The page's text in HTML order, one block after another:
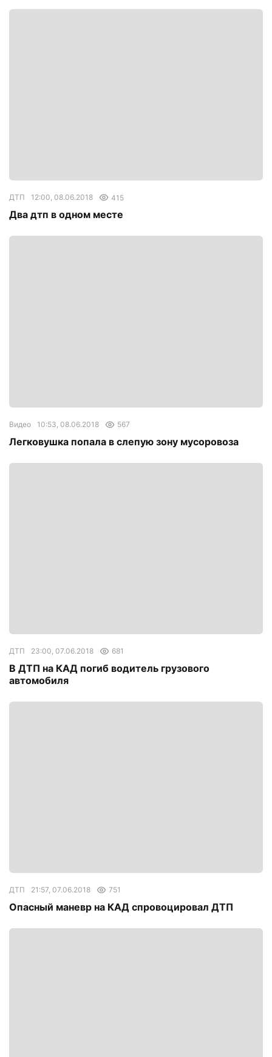
ДТП 12:00, 08.06.2018 415
Два дтп в одном месте
Видео 10:53, 08.06.2018 567
Легковушка попала в слепую зону мусоровоза
ДТП 23:00, 07.06.2018 681
В ДТП на КАД погиб водитель грузового
автомобиля
ДТП 21:57, 07.06.2018 751
Опасный маневр на КАД спровоцировал ДТП